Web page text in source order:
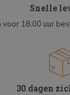
Snelle
voor 18:00 uur
30 dagen